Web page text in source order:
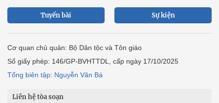
Tuyến bài Sự kiện
Cơ quan chủ quản: Bộ Dân tộc và Tôn giáo
Số giấy phép: 146/GP-BVHTTDL, cấp ngày 17/10/2025
Tổng biên tập: Nguyễn Văn Bá
Liên hệ tòa soạn